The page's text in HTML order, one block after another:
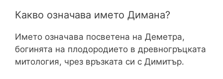
Какво означава името Димана?
Името означава посветена на Деметра,
богинята на плодородието в древногръцката
митология, чрез връзката си с Димитър.